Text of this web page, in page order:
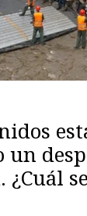
un
¿Cuál